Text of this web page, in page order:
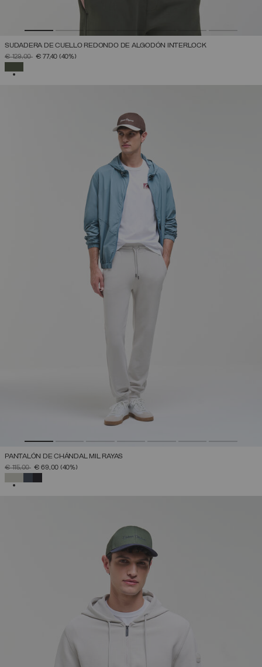
SUDADERA DE CUELLO REDONDO DE ALGODÓN INTERLOCK
PRECIO REBAJADO DE
€ 129,00A€ 77,40 (40%)
PANTALÓN DE CHÁNDAL MIL RAYAS
PRECIO REBAJADO DE
€ 115,00A€ 69,00 (40%)